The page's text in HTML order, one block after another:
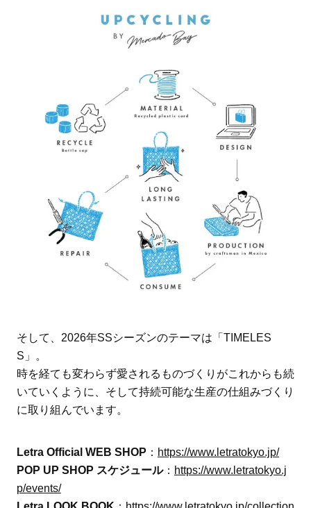
そして、2026年SSシーズンのテーマは「TIMELES
S」。
時を経ても変わらず愛されるものづくりがこれからも続
いていくように、そして持続可能な生産の仕組みづくり
に取り組んでいます。
Letra Official WEB SHOP ： https://www.letratokyo.jp/
POP UP SHOP スケジュール： https://www.letratokyo.j
p/events/